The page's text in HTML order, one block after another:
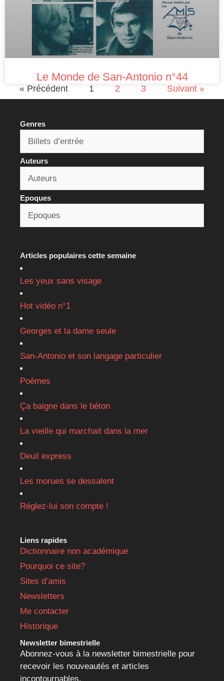
Le Monde de San-Antonio n°44
« Précédent 1 2 3 Suivant »
Genres
Auteurs
Epoques
Articles populaires cette semaine
Les yeux sans visage
Hot vidéo n°1
Georges et la dame seule
San-Antonio et son langage particulier
Poèmes
Ça baigne dans le béton
La vieille qui marchait dans la mer
Deuil express
Les morues se dessalent
Réglez-lui son compte !
Liens rapides
Dictionnaire non académique
Pourquoi ce site?
Sites d’amis
Newsletters
Me contacter
Historique
Newsletter bimestrielle
Abonnez-vous à la newsletter bimestrielle pour
recevoir les nouveautés et articles
incontournables.